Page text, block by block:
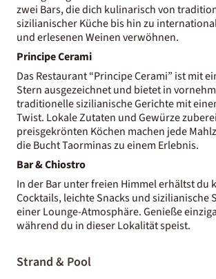
zwei Bars, die dich kulinarisch von
sizilianischer Küche bis hin zu
und erlesenen Weinen verwöhnen.
Principe Cerami
Das Restaurant “Principe Cerami” ist mit
Stern ausgezeichnet und bietet in
traditionelle sizilianische Gerichte mit
Twist. Lokale Zutaten und Gewürze
preisgekrönten Köchen machen jede
die Bucht Taorminas zu einem Erlebnis.
Bar & Chiostro
In der Bar unter freien Himmel erhältst du
Cocktails, leichte Snacks und sizilianische
einer Lounge-Atmosphäre. Genieße
während du in dieser Lokalität speist.
Strand & Pool